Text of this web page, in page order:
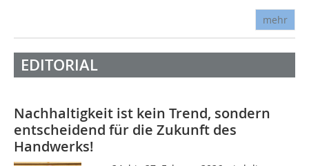
mehr
EDITORIAL
Nachhaltigkeit ist kein Trend, sondern
entscheidend für die Zukunft des
Handwerks!